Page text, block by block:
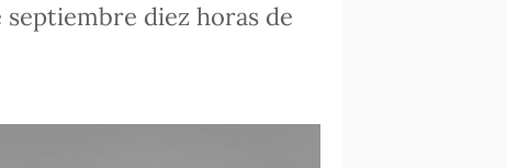
septiembre diez horas de